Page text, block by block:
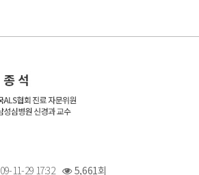
09-11-29 17:32 5,661회